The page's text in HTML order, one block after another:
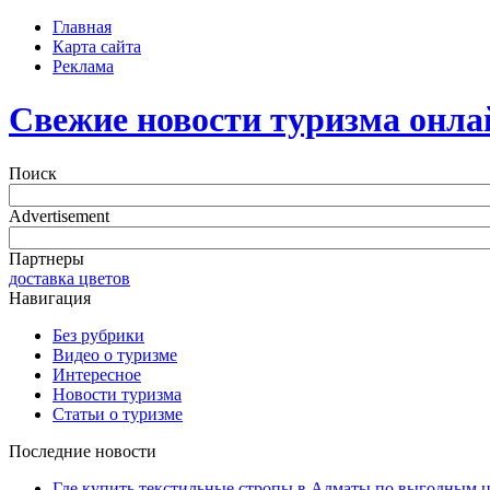
Главная
Карта сайта
Реклама
Свежие новости туризма
Поиск
Advertisement
Партнеры
доставка цветов
Навигация
Без рубрики
Видео о туризме
Интересное
Новости туризма
Статьи о туризме
Последние новости